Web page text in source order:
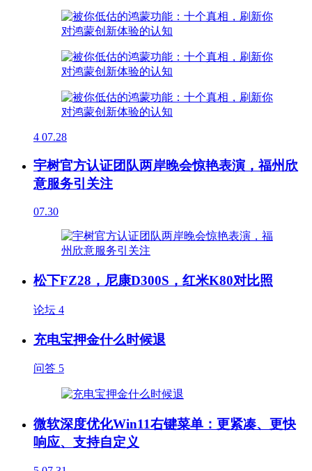
4 07.28
宇树官方认证团队两岸晚会惊艳表演，福州欣
意服务引关注
07.30
松下FZ28，尼康D300S，红米K80对比照
论坛 4
充电宝押金什么时候退
问答 5
微软深度优化Win11右键菜单：更紧凑、更快
响应、支持自定义